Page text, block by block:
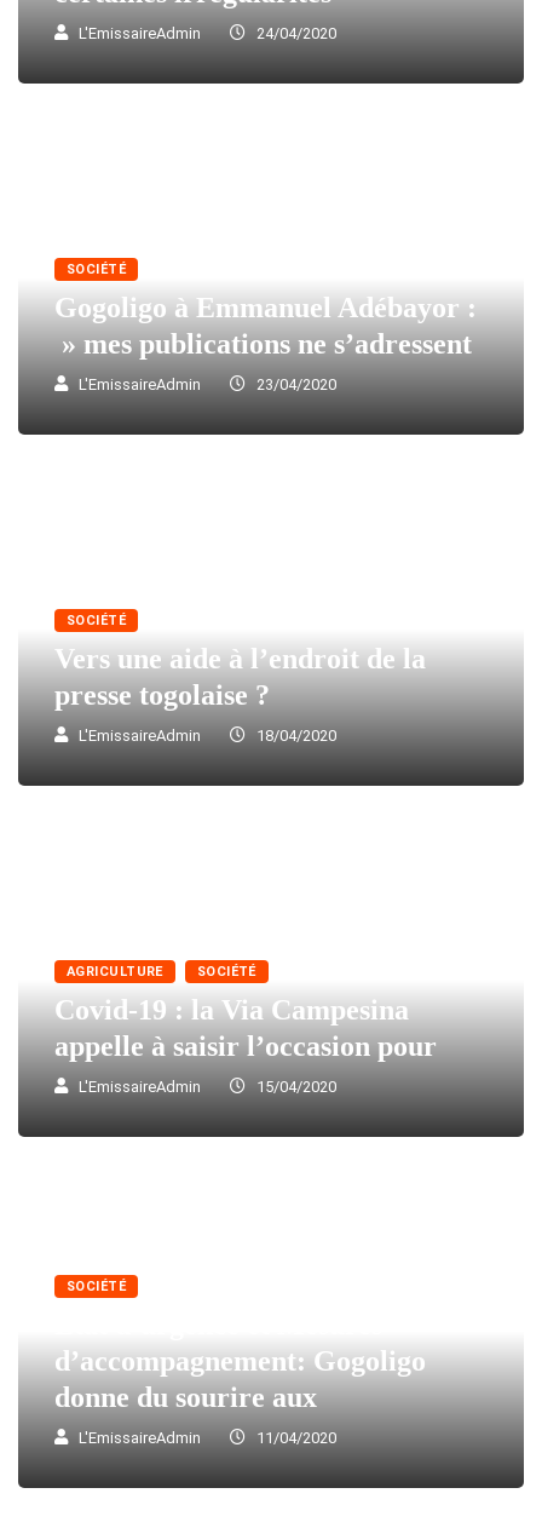
L'EmissaireAdmin 24/04/2020
SOCIÉTÉ
Gogoligo à Emmanuel Adébayor :
» mes publications ne s’adressent
L'EmissaireAdmin 23/04/2020
SOCIÉTÉ
Vers une aide à l’endroit de la
presse togolaise ?
L'EmissaireAdmin 18/04/2020
AGRICULTURE SOCIÉTÉ
Covid-19 : la Via Campesina
appelle à saisir l’occasion pour
L'EmissaireAdmin 15/04/2020
SOCIÉTÉ
d’accompagnement: Gogoligo
donne du sourire aux
L'EmissaireAdmin 11/04/2020